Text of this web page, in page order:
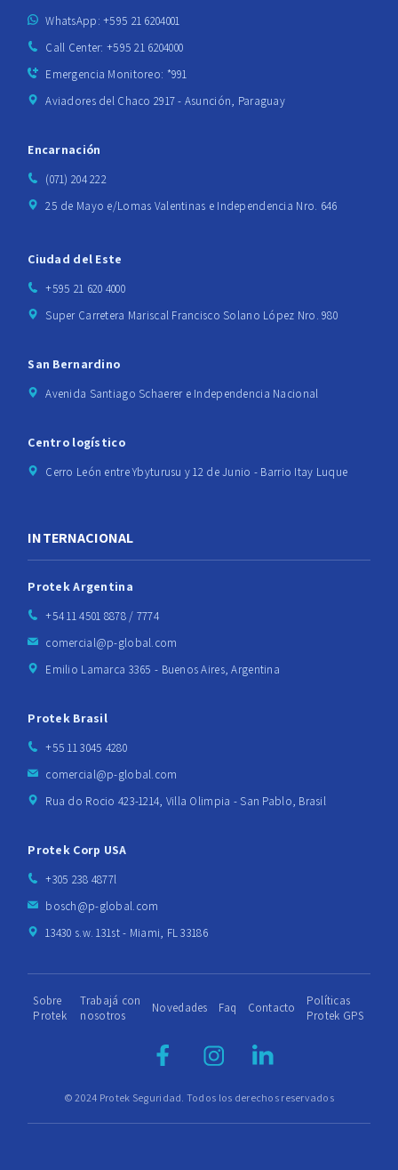
WhatsApp: +595 21 6204001
Call Center: +595 21 6204000
Emergencia Monitoreo: *991
Aviadores del Chaco 2917 - Asunción, Paraguay
Encarnación
(071) 204 222
25 de Mayo e/Lomas Valentinas e Independencia Nro. 646
Ciudad del Este
+595 21 620 4000
Super Carretera Mariscal Francisco Solano López Nro. 980
San Bernardino
Avenida Santiago Schaerer e Independencia Nacional
Centro logístico
Cerro León entre Ybyturusu y 12 de Junio - Barrio Itay Luque
INTERNACIONAL
Protek Argentina
+54 11 4501 8878 / 7774
comercial@p-global.com
Emilio Lamarca 3365 - Buenos Aires, Argentina
Protek Brasil
+55 11 3045 4280
comercial@p-global.com
Rua do Rocio 423-1214, Villa Olimpia - San Pablo, Brasil
Protek Corp USA
+305 238 4877l
bosch@p-global.com
13430 s.w. 131st - Miami, FL 33186
© 2024 Protek Seguridad. Todos los derechos reservados
Sobre
Protek
Trabajá con
nosotros
Novedades Faq Contacto
Políticas
Protek GPS